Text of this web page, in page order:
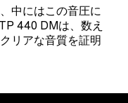
中にはこの音圧に
440 DMは、数え
リアな音質を証明